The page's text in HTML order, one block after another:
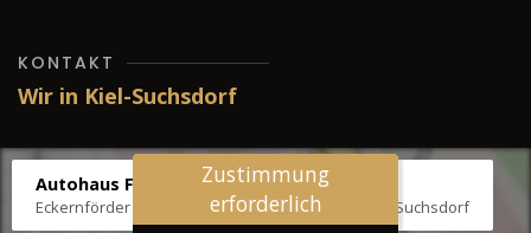
KONTAKT
Wir in Kiel-Suchsdorf
Autohaus Fräter
Eckernförder Str. /Klausbrooker Weg 1, 24107 Kiel-Suchsdorf
Zustimmung
erforderlich